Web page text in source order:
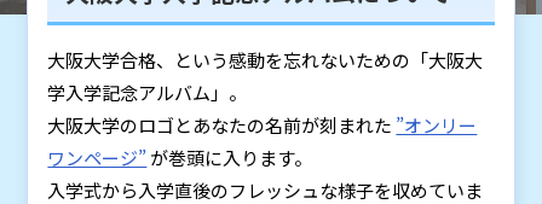
大阪大学合格、という感動を忘れないための「大阪大
学入学記念アルバム」。
大阪大学のロゴとあなたの名前が刻まれた ”オンリー
ワンページ”が巻頭に入ります。
入学式から入学直後のフレッシュな様子を収めていま